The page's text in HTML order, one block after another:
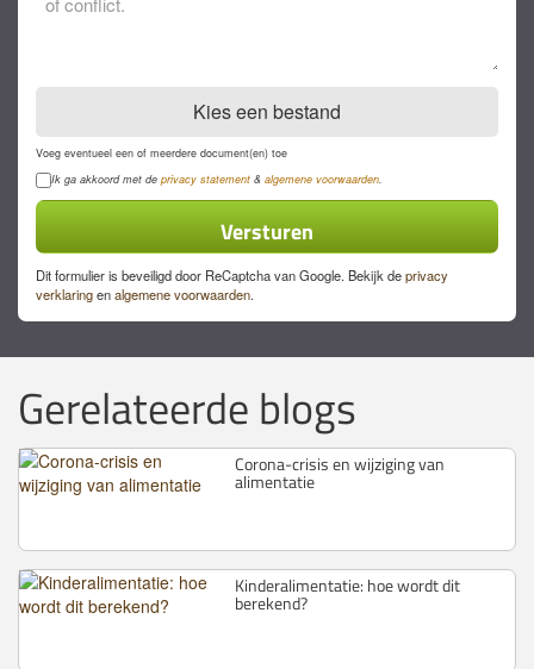
Kies een bestand
Voeg eventueel een of meerdere document(en) toe
Privacyverklaring
Ik ga akkoord met de privacy statement & algemene voorwaarden.
Dit formulier is beveiligd door ReCaptcha van Google. Bekijk deprivacy
verklaringenalgemene voorwaarden.
Gerelateerde blogs
Corona-crisis en wijziging van
alimentatie
Kinderalimentatie: hoe wordt dit
berekend?